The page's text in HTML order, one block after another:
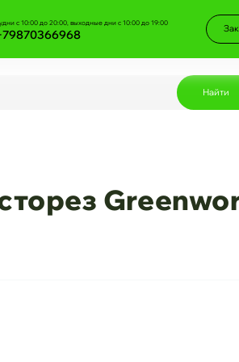
с 10:00 до 20:00, выходные дни с 10:00 до 19:00
Найти